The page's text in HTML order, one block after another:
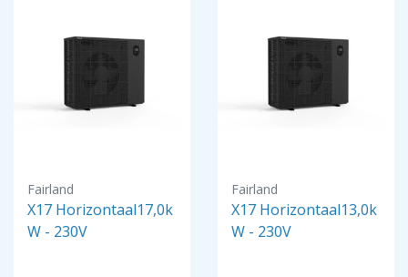
Fairland
X17 Horizontaal17,0k
W - 230V
Fairland
X17 Horizontaal13,0k
W - 230V